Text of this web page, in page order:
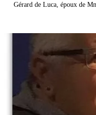
Gérard de Luca, époux de